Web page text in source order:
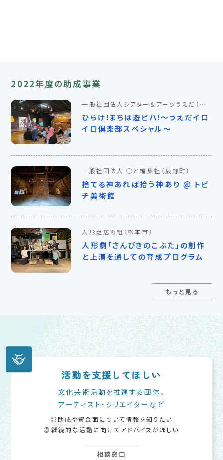
2022年度の助成事業
一般社団法人シアター＆アーツうえだ （上
田市）
ひらけ!まちは遊ビバ!〜うえだイロ
イロ倶楽部スペシャル〜
一般社団法人 ◯と編集社 （辰野町）
捨てる神あれば拾う神あり @ トビ
チ美術館
人形芝居燕組 （松本市）
人形劇「さんびきのこぶた」の創作
と上演を通しての育成プログラム
もっと見る
活動を支援してほしい
文化芸術活動を推進する団体、
アーティスト・クリエイターなど
助成や資金面について情報を知りたい
継続的な活動に向けてアドバイスがほしい
相談窓口